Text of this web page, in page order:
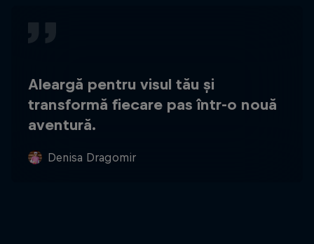
Aleargă pentru visul tău și
transformă fiecare pas într-o nouă
aventură.
Denisa Dragomir